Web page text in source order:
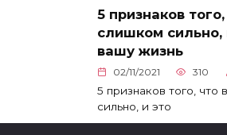
5 признаков
слишком сильно,
вашу жизнь
02/11/2021 310
5 признаков того,
сильно, и это